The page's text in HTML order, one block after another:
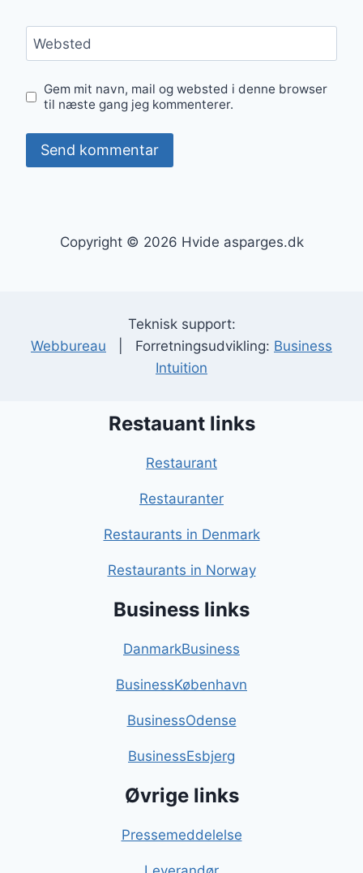
Websted
Gem mit navn, mail og websted i denne browser
til næste gang jeg kommenterer.
Copyright © 2026 Hvide asparges.dk
Teknisk support:
Webbureau | Forretningsudvikling: Business
Intuition
Restauant links
Restaurant
Restauranter
Restaurants in Denmark
Restaurants in Norway
Business links
DanmarkBusiness
BusinessKøbenhavn
BusinessOdense
BusinessEsbjerg
Øvrige links
Pressemeddelelse